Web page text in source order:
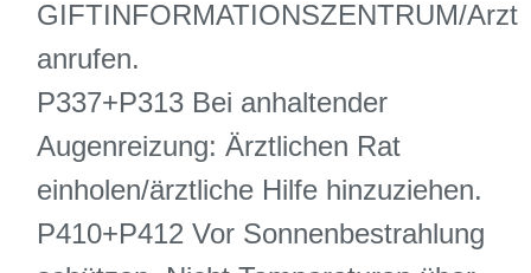
GIFTINFORMATIONSZENTRUM/Arzt
anrufen.
P337+P313 Bei anhaltender
Augenreizung: Ärztlichen Rat
einholen/ärztliche Hilfe hinzuziehen.
P410+P412 Vor Sonnenbestrahlung